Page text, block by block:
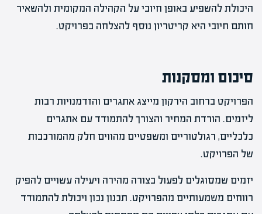
היכולת להשפיע באופן חיובי על הקהילה המקומית ולהשאיר
חותם חיובי היא קריטריון נוסף להצלחה בפרויקט.
סיכום ומסקנות
הפרויקט ברחוב הירקון מייצג אתגרים והזדמנויות רבות
ליזמים. הורדת המחיר והצורך להתמודד עם אתגרים
כלכליים, רגולטוריים ומשפטיים מהווים חלק מהמורכבות
של הפרויקט.
יזמים שמסוגלים לפעול בצורה מהירה ויעילה עשויים להפיק
רווחים משמעותיים מהפרויקט. תכנון נכון ויכולת להתמודד